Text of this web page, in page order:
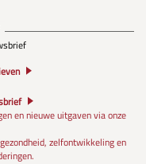
en nieuwe uitgaven via onze
zelfontwikkeling en